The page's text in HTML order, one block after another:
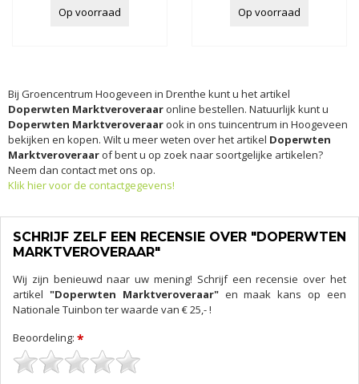
Op voorraad Op voorraad
Bij Groencentrum Hoogeveen in Drenthe kunt u het artikel
Doperwten Marktveroveraaronline bestellen. Natuurlijk kunt u
Doperwten Marktveroveraarook in ons tuincentrum in Hoogeveen
bekijken en kopen. Wilt u meer weten over het artikel Doperwten
Marktveroveraarof bent u op zoek naar soortgelijke artikelen?
Neem dan contact met ons op.
Klik hier voor de contactgegevens!
SCHRIJF ZELF EEN RECENSIE OVER "DOPERWTEN
MARKTVEROVERAAR"
Wij zijn benieuwd naar uw mening! Schrijf een recensie over het
artikel "Doperwten Marktveroveraar"en maak kans op een
Nationale Tuinbon ter waarde van € 25,- !
Beoordeling: *